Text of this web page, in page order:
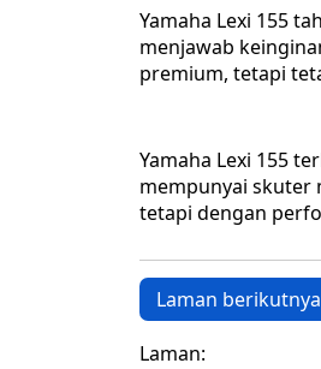
Yamaha Lexi 155
menjawab
premium, tetapi
Yamaha Lexi 155
mempunyai skuter
tetapi dengan
Laman berikutnya
Laman: